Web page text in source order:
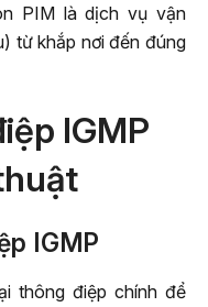
PIM là dịch vụ vận
từ khắp nơi đến đúng
IGMP
IGMP
thông điệp chính để